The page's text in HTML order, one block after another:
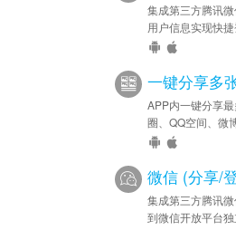
集成第三方腾讯
用户信息实现快捷
一键分享多
APP内一键分享
圈、QQ空间、微
微信 (分享/
集成第三方腾讯
到微信开放平台独